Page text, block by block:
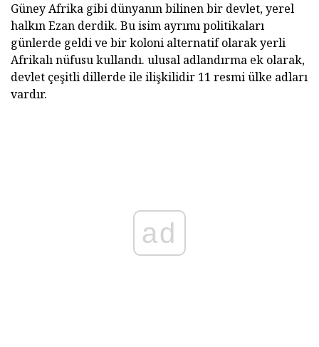
Güney Afrika gibi dünyanın bilinen bir devlet, yerel
halkın Ezan derdik. Bu isim ayrımı politikaları
günlerde geldi ve bir koloni alternatif olarak yerli
Afrikalı nüfusu kullandı. ulusal adlandırma ek olarak,
devlet çeşitli dillerde ile ilişkilidir 11 resmi ülke adları
vardır.
ad